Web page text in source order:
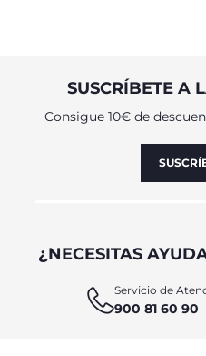
SUSCRÍBETE A
Consigue 10€ de
¿NECESITAS
Servicio de
900 81 60 90